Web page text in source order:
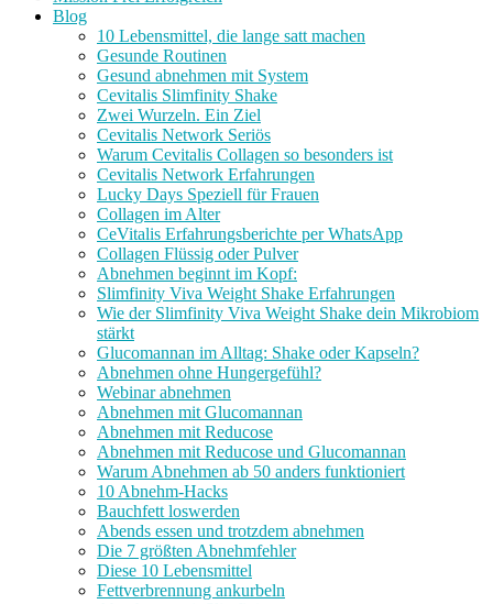
Blog
10 Lebensmittel, die lange satt machen
Gesunde Routinen
Gesund abnehmen mit System
Cevitalis Slimfinity Shake
Zwei Wurzeln. Ein Ziel
Cevitalis Network Seriös
Warum Cevitalis Collagen so besonders ist
Cevitalis Network Erfahrungen
Lucky Days Speziell für Frauen
Collagen im Alter
CeVitalis Erfahrungsberichte per WhatsApp
Collagen Flüssig oder Pulver
Abnehmen beginnt im Kopf:
Slimfinity Viva Weight Shake Erfahrungen
Wie der Slimfinity Viva Weight Shake dein Mikrobiom
stärkt
Glucomannan im Alltag: Shake oder Kapseln?
Abnehmen ohne Hungergefühl?
Webinar abnehmen
Abnehmen mit Glucomannan
Abnehmen mit Reducose
Abnehmen mit Reducose und Glucomannan
Warum Abnehmen ab 50 anders funktioniert
10 Abnehm-Hacks
Bauchfett loswerden
Abends essen und trotzdem abnehmen
Die 7 größten Abnehmfehler
Diese 10 Lebensmittel
Fettverbrennung ankurbeln